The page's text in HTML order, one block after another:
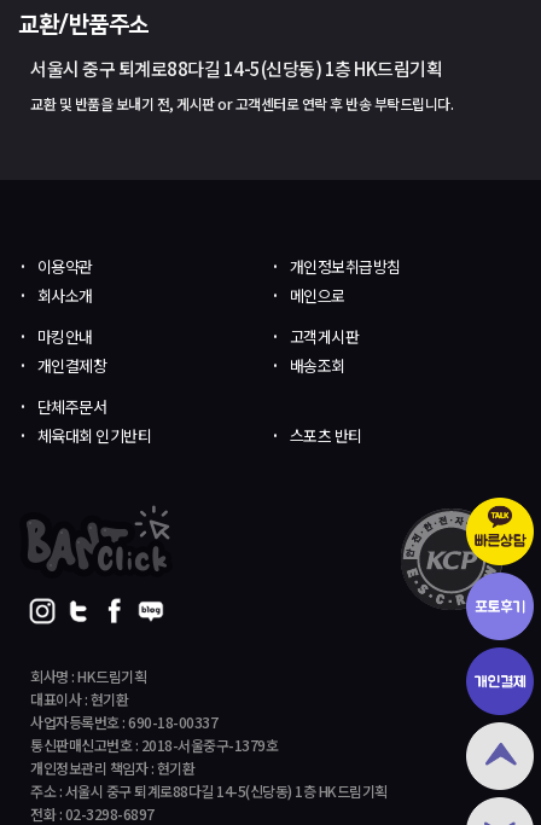
교환/반품주소
서울시 중구 퇴계로88다길 14-5(신당동) 1층 HK드림기획
교환 및 반품을 보내기 전, 게시판 or 고객센터로 연락 후 반송 부탁드립니다.
회사명 : HK드림기획
대표이사 : 현기환
사업자등록번호 : 690-18-00337
통신판매신고번호 : 2018-서울중구-1379호
개인정보관리 책임자 : 현기환
주소 : 서울시 중구 퇴계로88다길 14-5(신당동) 1층 HK드림기획
전화 : 02-3298-6897
이용약관
개인정보취급방침
회사소개
메인으로
마킹안내
고객게시판
개인결제창
배송조회
단체주문서
체육대회 인기반티
스포츠 반티